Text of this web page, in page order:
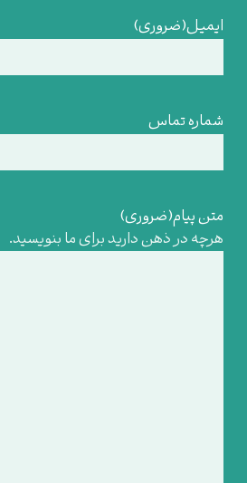
ایمیل(ضروری)
شماره تماس
متن پیام(ضروری)
هرچه در ذهن دارید برای ما بنویسید.